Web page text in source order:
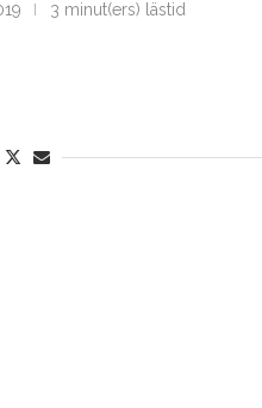
3 minut(ers) lästid